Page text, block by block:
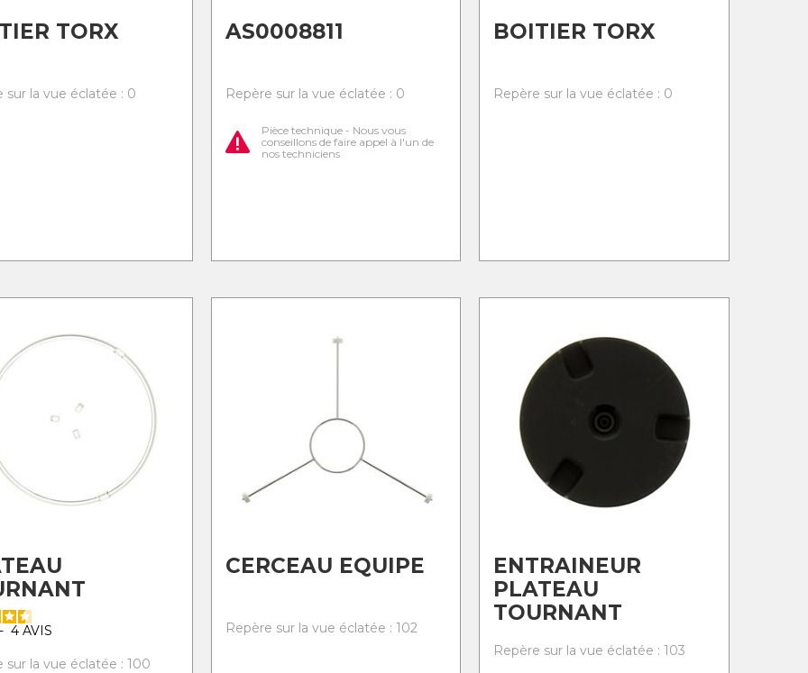
TORX
sur la vue éclatée : 0
AS0008811
Repère sur la vue éclatée : 0
Pièce technique - Nous vous
conseillons de faire appel à l'un de
nos techniciens
BOITIER TORX
Repère sur la vue éclatée : 0
- 4 AVIS
sur la vue éclatée : 100
CERCEAU EQUIPE
Repère sur la vue éclatée : 102
ENTRAINEUR
PLATEAU
TOURNANT
Repère sur la vue éclatée : 103